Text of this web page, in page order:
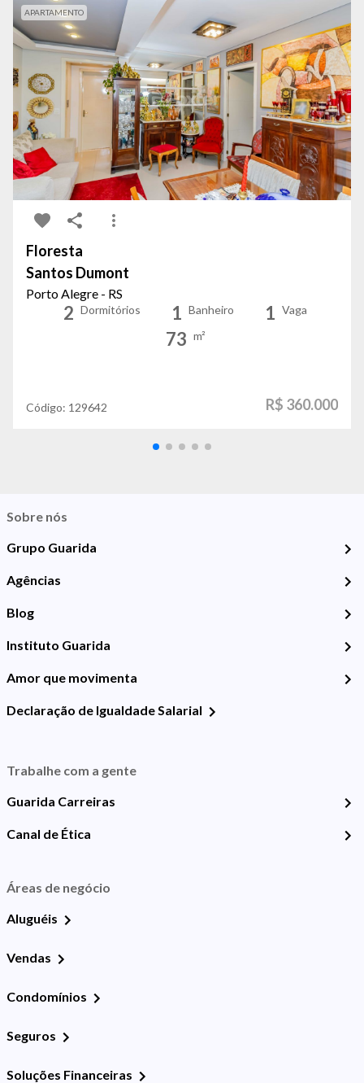
APARTAMENTO
Floresta
Santos Dumont
Porto Alegre - RS
2 Dormitórios 1 Banheiro 1 Vaga
73 m²
Código: 129642 R$ 360.000
Sobre nós
Grupo Guarida
Agências
Blog
Instituto Guarida
Amor que movimenta
Declaração de Igualdade Salarial
Trabalhe com a gente
Guarida Carreiras
Canal de Ética
Áreas de negócio
Aluguéis
Vendas
Condomínios
Seguros
Soluções Financeiras